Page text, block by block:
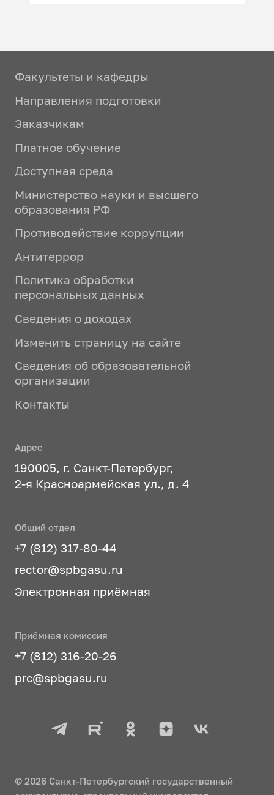
Факультеты и кафедры
Направления подготовки
Заказчикам
Платное обучение
Доступная среда
Министерство науки и высшего
образования РФ
Противодействие коррупции
Антитеррор
Политика обработки
персональных данных
Сведения о доходах
Изменить страницу на сайте
Сведения об образовательной
организации
Контакты
Адрес
190005, г. Санкт-Петербург,
2-я Красноармейская ул., д. 4
Общий отдел
+7 (812) 317-80-44
rector@spbgasu.ru
Электронная приёмная
Приёмная комиссия
+7 (812) 316-20-26
prc@spbgasu.ru
© 2026 Санкт-Петербургский государственный